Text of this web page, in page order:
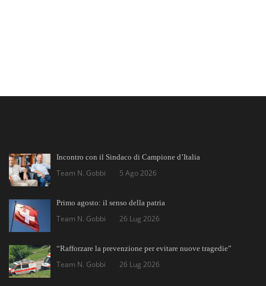
Incontro con il Sindaco di Campione d’Italia
Team N. Gobbi 5 Ago 2026
Primo agosto: il senso della patria
Team N. Gobbi 26 Lug 2026
“Rafforzare la prevenzione per evitare nuove tragedie”
Team N. Gobbi 26 Lug 2026